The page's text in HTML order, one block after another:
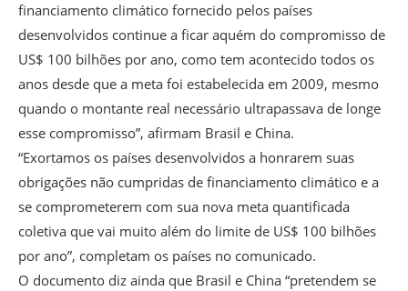
financiamento climático fornecido pelos países
desenvolvidos continue a ficar aquém do compromisso de
US$ 100 bilhões por ano, como tem acontecido todos os
anos desde que a meta foi estabelecida em 2009, mesmo
quando o montante real necessário ultrapassava de longe
esse compromisso”, afirmam Brasil e China.
“Exortamos os países desenvolvidos a honrarem suas
obrigações não cumpridas de financiamento climático e a
se comprometerem com sua nova meta quantificada
coletiva que vai muito além do limite de US$ 100 bilhões
por ano”, completam os países no comunicado.
O documento diz ainda que Brasil e China “pretendem se